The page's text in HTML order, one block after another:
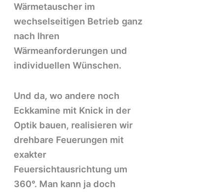
Wärmetauscher im
wechselseitigen Betrieb ganz
nach Ihren
Wärmeanforderungen und
individuellen Wünschen.
Und da, wo andere noch
Eckkamine mit Knick in der
Optik bauen, realisieren wir
drehbare Feuerungen mit
exakter
Feuersichtausrichtung um
360°. Man kann ja doch